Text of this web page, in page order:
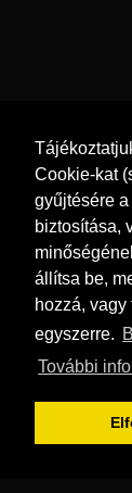
Cookie-kat
gyűjtésére
biztosítása,
állítsa be,
hozzá,
egyszerre.
További